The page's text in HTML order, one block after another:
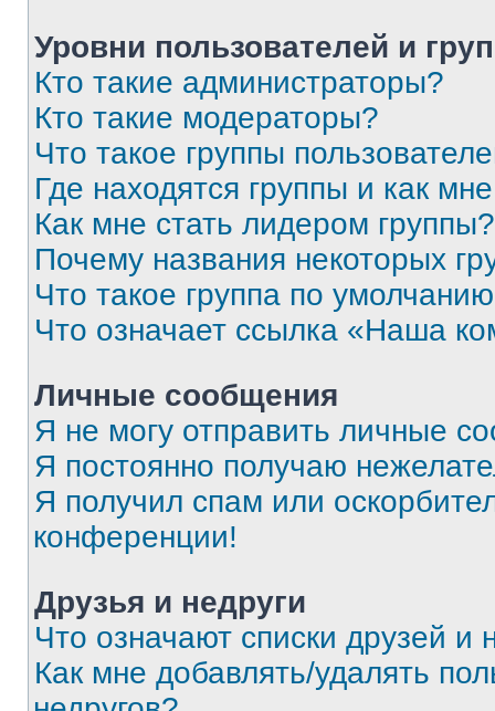
Уровни пользователей и
Кто такие администраторы?
Кто такие модераторы?
Что такое группы
Где находятся группы и как
Как мне стать лидером группы?
Почему названия некоторых
Что такое группа по
Что означает ссылка «Наша
Личные сообщения
Я не могу отправить личные
Я постоянно получаю
Я получил спам или
конференции!
Друзья и недруги
Что означают списки друзей и
Как мне добавлять/удалять